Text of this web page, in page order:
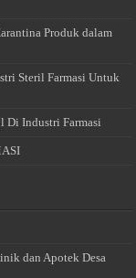
Produk dalam
Steril Farmasi Untuk
Di Industri Farmasi
dan Apotek Desa